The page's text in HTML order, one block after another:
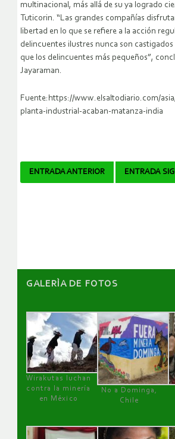
multinacional, más allá de su ya logrado
Tuticorin. “Las grandes compañías
libertad en lo que se refiere a la acción
delincuentes ilustres nunca son castigados
que los delincuentes más pequeños”,
Jayaraman.
Fuente:https://www.elsaltodiario.com/
planta-industrial-acaban-matanza-india
Navegador
ENTRADA ANTERIOR ENTRADA
GALERÌA DE FOTOS
Wirakutas luchan
contra la minería
en México
No a Dominga,
Chile